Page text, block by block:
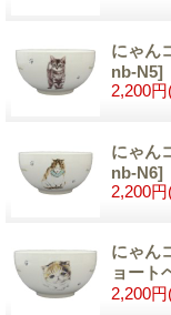
にゃん
nb-N5]
2,200円
にゃん
nb-N6]
2,200円
にゃん
ョート
2,200円